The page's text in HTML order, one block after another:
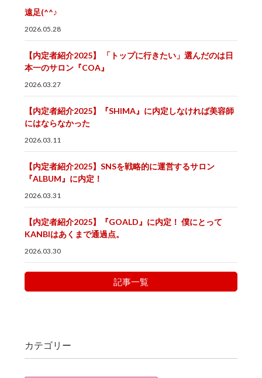
遠足(^^♪
2026.05.28
【内定者紹介2025】 「トップに行きたい」選んだのは日
本一のサロン『COA』
2026.03.27
【内定者紹介2025】『SHIMA』に内定しなければ美容師
にはならなかった
2026.03.11
【内定者紹介2025】SNSを戦略的に運営するサロン
『ALBUM』に内定！
2026.03.31
【内定者紹介2025】『GOALD』に内定！ 僕にとって
KANBIはあくまで通過点。
2026.03.30
記事一覧
カテゴリー